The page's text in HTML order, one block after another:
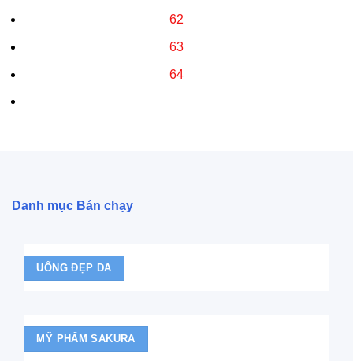
62
63
64
Danh mục Bán chạy
UỐNG ĐẸP DA
MỸ PHẨM SAKURA